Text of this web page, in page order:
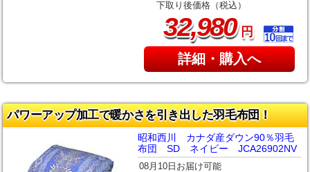
下取り後価格（税込）
32,980円
詳細・購入へ
パワーアップ加工で暖かさを引き出した羽毛布団！
昭和西川 カナダ産ダウン90％羽毛
布団 SD ネイビー JCA26902NV
08月10日お届け可能